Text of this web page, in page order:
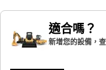
適合嗎？
新增您的設備，